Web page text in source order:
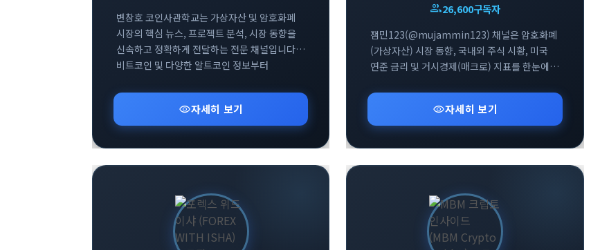
변창호 코인사관학교는 가상자산 및 암호화폐
시장의 핵심 뉴스, 프로젝트 분석, 시장 동향을
신속하고 정확하게 전달하는 전문 채널입니다.
비트코인 및 다양한 알트코인 정보부터
실질적으로 도움이 되는 인사이트를
제공합니다. 스폰서십 포스팅 및 요청받은
정보에 대해서는 명확한 태그를 통해 투명하게
visibility자세히 보기
group26,600구독자
잼민123(@mujammin123) 채널은 암호화폐
(가상자산) 시장 동향, 국내외 주식 시황, 미국
연준 금리 및 거시경제(매크로) 지표를 한눈에
제공하는 투자 전문 텔레그램 채널입니다.
visibility자세히 보기